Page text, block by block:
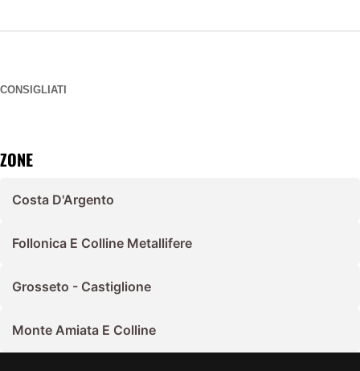
CONSIGLIATI
ZONE
Costa D'Argento
Follonica E Colline Metallifere
Grosseto - Castiglione
Monte Amiata E Colline